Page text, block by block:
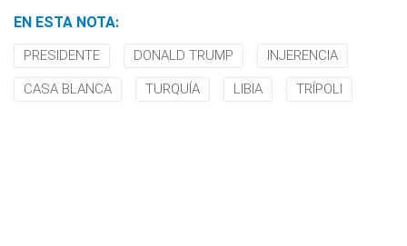
EN ESTA NOTA:
PRESIDENTE DONALD TRUMP INJERENCIA
CASA BLANCA TURQUÍA LIBIA TRÍPOLI